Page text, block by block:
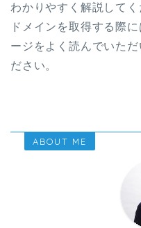
わかりやすく解説して
ドメインを取得する際
ージをよく読んでいた
ださい。
ABOUT ME